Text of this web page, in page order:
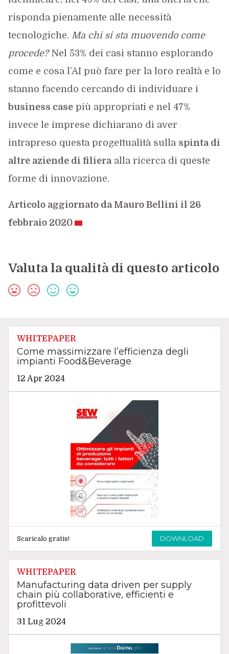
risponda pienamente alle necessità
tecnologiche. Ma chi si sta muovendo come
procede?Nel 53% dei casi stanno esplorando
come e cosa l’AI può fare per la loro realtà e lo
stanno facendo cercando di individuare i
business casepiù appropriati e nel 47%
invece le imprese dichiarano di aver
intrapreso questa progettualità sulla spinta di
altre aziende di filieraalla ricerca di queste
forme di innovazione.
Articolo aggiornato da Mauro Bellini il 26
febbraio 2020
Valuta la qualità di questo articolo
WHITEPAPER
Come massimizzare l’efficienza degli
impianti Food&Beverage
12 Apr 2024
Scaricalo gratis! DOWNLOAD
WHITEPAPER
Manufacturing data driven per supply
chain più collaborative, efficienti e
profittevoli
31 Lug 2024